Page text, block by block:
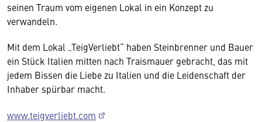
seinen Traum vom eigenen Lokal in ein Konzept zu
verwandeln.
Mit dem Lokal „TeigVerliebt“ haben Steinbrenner und Bauer
ein Stück Italien mitten nach Traismauer gebracht, das mit
jedem Bissen die Liebe zu Italien und die Leidenschaft der
Inhaber spürbar macht.
www.teigverliebt.com